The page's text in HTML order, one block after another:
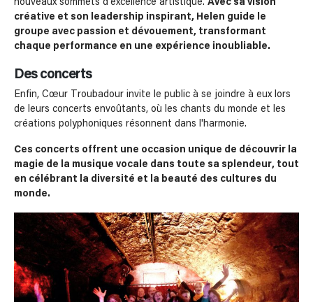
créative et son leadership inspirant, Helen guide le
groupe avec passion et dévouement, transformant
chaque performance en une expérience inoubliable.
Des concerts
Enfin, Cœur Troubadour invite le public à se joindre à eux lors
de leurs concerts envoûtants, où les chants du monde et les
créations polyphoniques résonnent dans l'harmonie.
Ces concerts offrent une occasion unique de découvrir la
magie de la musique vocale dans toute sa splendeur, tout
en célébrant la diversité et la beauté des cultures du
monde.